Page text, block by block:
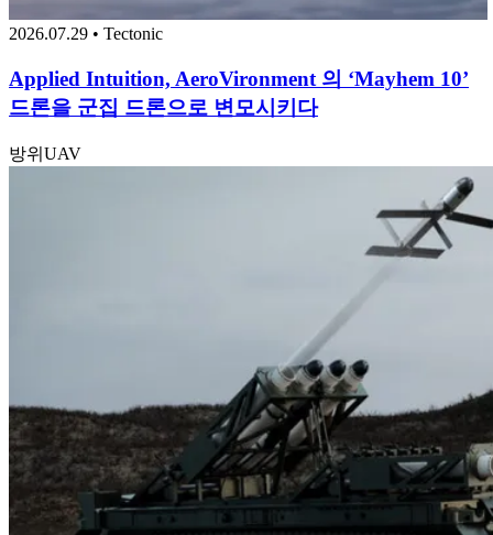
2026.07.29 • Tectonic
Applied Intuition, AeroVironment 의 ‘Mayhem 10’
드론을 군집 드론으로 변모시키다
방위 UAV